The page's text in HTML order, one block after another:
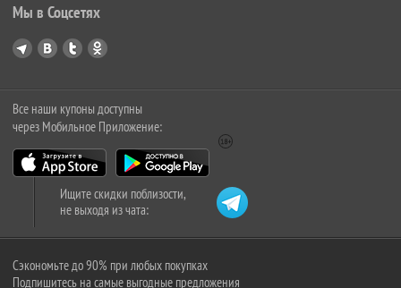
Мы в Соцсетях
Все наши купоны доступны
через Мобильное Приложение:
Ищите скидки поблизости,
не выходя из чата:
Сэкономьте до 90% при любых покупках
Подпишитесь на самые выгодные предложения